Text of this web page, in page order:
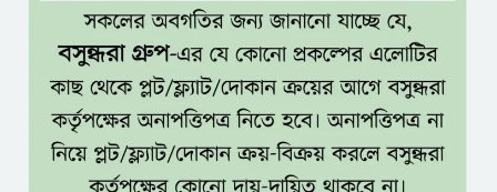
চেক বিতরণ
ধলেশ্বরী থেকে অবৈধ বালু উত্তোলন,
হুমকিতে শামসুল হক সেতু
বঙ্গভবনের নতুন বাসিন্দা কি মির্জা